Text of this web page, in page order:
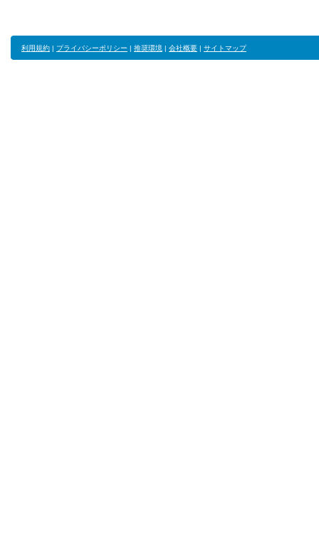
利用規約 | プライバシーポリシー | 推奨環境 | 会社概要 | サイトマップ